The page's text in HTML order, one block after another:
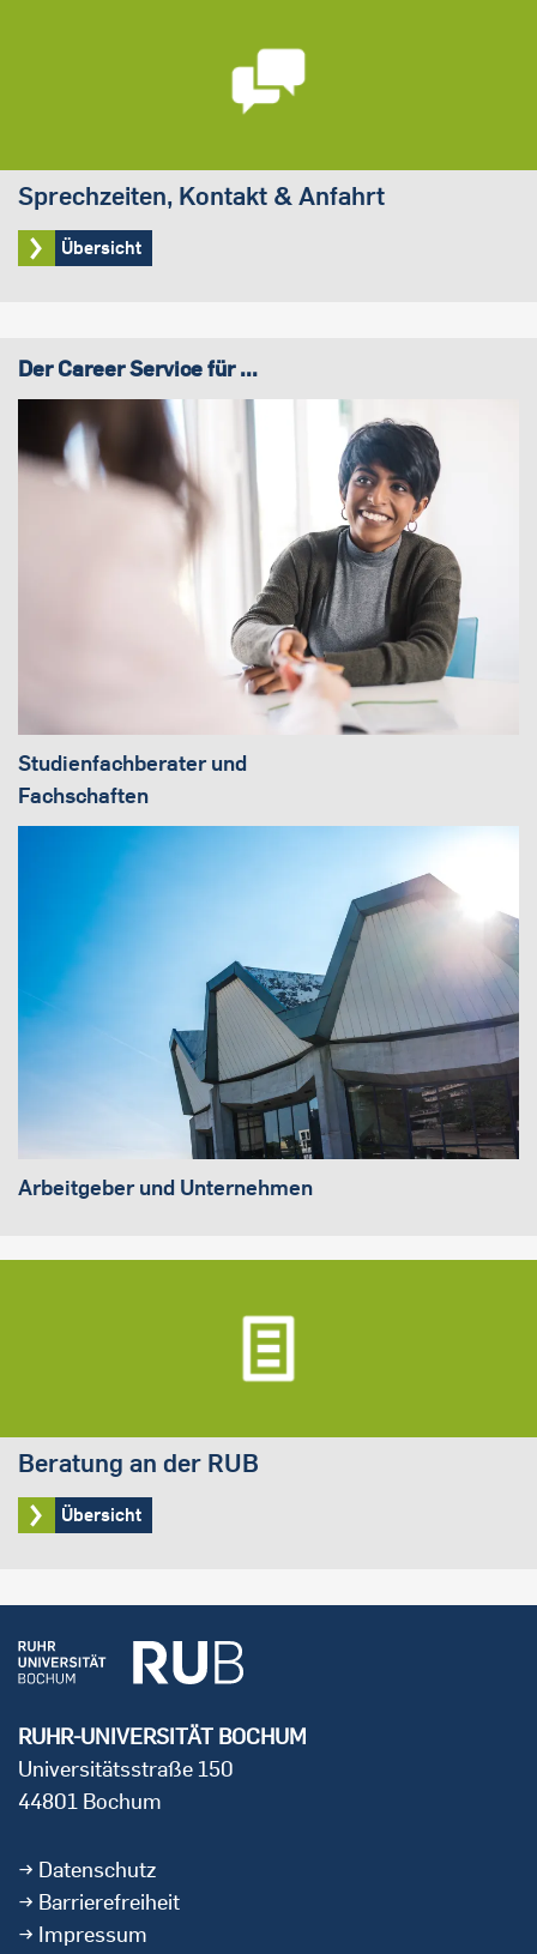
Sprechzeiten, Kontakt & Anfahrt
Übersicht
Der Career Service für ...
Studienfachberater und
Fachschaften
Arbeitgeber und Unternehmen
Beratung an der RUB
Übersicht
RUHR-UNIVERSITÄT BOCHUM
Universitätsstraße 150
44801 Bochum
Datenschutz
Barrierefreiheit
Impressum